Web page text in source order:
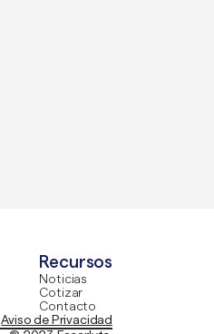
Recursos
Noticias
Cotizar
Contacto
Aviso de Privacidad